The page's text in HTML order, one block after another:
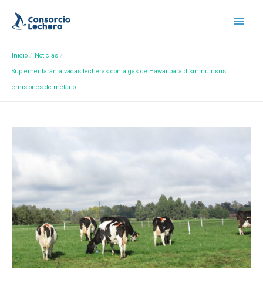
Inicio Noticias
Suplementarán a vacas lecheras con algas de Hawai para disminuir sus
emisiones de metano